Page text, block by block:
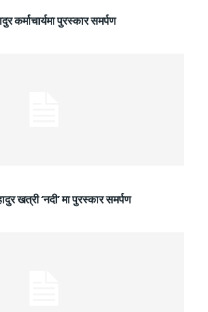
कर्माचार्यमा पुरस्कार समर्पण
खत्री ‘नदी’ मा पुरस्कार समर्पण